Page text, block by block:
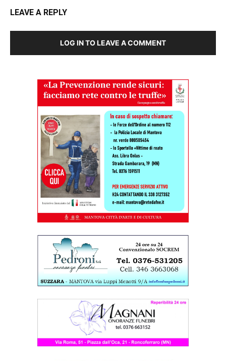
LEAVE A REPLY
LOG IN TO LEAVE A COMMENT